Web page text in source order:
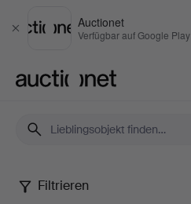
Schließen
Auctionet
Verfügbar auf Google Play
Colliers
Filtrieren